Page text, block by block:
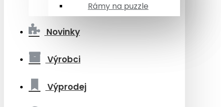
Rámy na puzzle
Novinky
Výrobci
Výprodej